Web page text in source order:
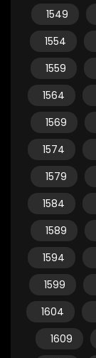
1549
1554
1559
1564
1569
1574
1579
1584
1589
1594
1599
1604
1609